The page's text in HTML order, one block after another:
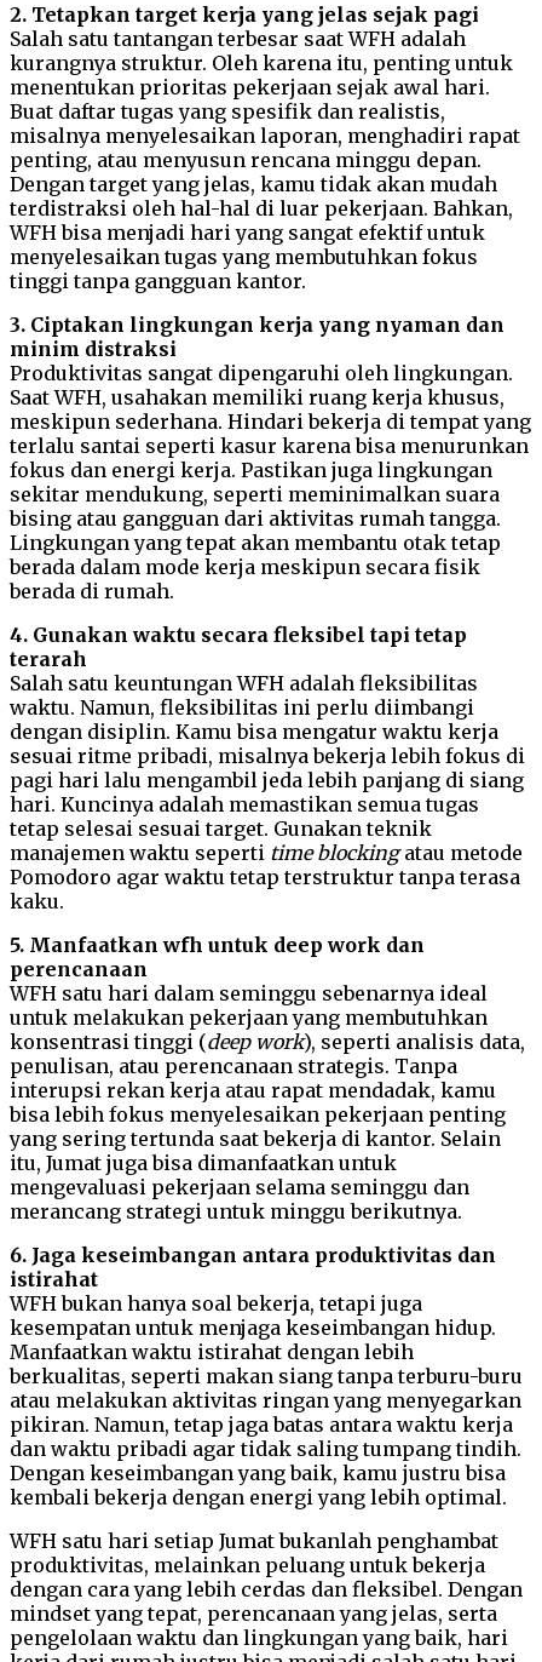
2. Tetapkan target kerja yang jelas sejak pagi
Salah satu tantangan terbesar saat WFH adalah
kurangnya struktur. Oleh karena itu, penting untuk
menentukan prioritas pekerjaan sejak awal hari.
Buat daftar tugas yang spesifik dan realistis,
misalnya menyelesaikan laporan, menghadiri rapat
penting, atau menyusun rencana minggu depan.
Dengan target yang jelas, kamu tidak akan mudah
terdistraksi oleh hal-hal di luar pekerjaan. Bahkan,
WFH bisa menjadi hari yang sangat efektif untuk
menyelesaikan tugas yang membutuhkan fokus
tinggi tanpa gangguan kantor.
3. Ciptakan lingkungan kerja yang nyaman dan
minim distraksi
Produktivitas sangat dipengaruhi oleh lingkungan.
Saat WFH, usahakan memiliki ruang kerja khusus,
meskipun sederhana. Hindari bekerja di tempat yang
terlalu santai seperti kasur karena bisa menurunkan
fokus dan energi kerja. Pastikan juga lingkungan
sekitar mendukung, seperti meminimalkan suara
bising atau gangguan dari aktivitas rumah tangga.
Lingkungan yang tepat akan membantu otak tetap
berada dalam mode kerja meskipun secara fisik
berada di rumah.
4. Gunakan waktu secara fleksibel tapi tetap
terarah
Salah satu keuntungan WFH adalah fleksibilitas
waktu. Namun, fleksibilitas ini perlu diimbangi
dengan disiplin. Kamu bisa mengatur waktu kerja
sesuai ritme pribadi, misalnya bekerja lebih fokus di
pagi hari lalu mengambil jeda lebih panjang di siang
hari. Kuncinya adalah memastikan semua tugas
tetap selesai sesuai target. Gunakan teknik
manajemen waktu seperti time blockingatau metode
Pomodoro agar waktu tetap terstruktur tanpa terasa
kaku.
5. Manfaatkan wfh untuk deep work dan
perencanaan
WFH satu hari dalam seminggu sebenarnya ideal
untuk melakukan pekerjaan yang membutuhkan
konsentrasi tinggi (deep work), seperti analisis data,
penulisan, atau perencanaan strategis. Tanpa
interupsi rekan kerja atau rapat mendadak, kamu
bisa lebih fokus menyelesaikan pekerjaan penting
yang sering tertunda saat bekerja di kantor. Selain
itu, Jumat juga bisa dimanfaatkan untuk
mengevaluasi pekerjaan selama seminggu dan
merancang strategi untuk minggu berikutnya.
6. Jaga keseimbangan antara produktivitas dan
istirahat
WFH bukan hanya soal bekerja, tetapi juga
kesempatan untuk menjaga keseimbangan hidup.
Manfaatkan waktu istirahat dengan lebih
berkualitas, seperti makan siang tanpa terburu-buru
atau melakukan aktivitas ringan yang menyegarkan
pikiran. Namun, tetap jaga batas antara waktu kerja
dan waktu pribadi agar tidak saling tumpang tindih.
Dengan keseimbangan yang baik, kamu justru bisa
kembali bekerja dengan energi yang lebih optimal.
WFH satu hari setiap Jumat bukanlah penghambat
produktivitas, melainkan peluang untuk bekerja
dengan cara yang lebih cerdas dan fleksibel. Dengan
mindset yang tepat, perencanaan yang jelas, serta
pengelolaan waktu dan lingkungan yang baik, hari